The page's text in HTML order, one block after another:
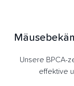
Unsere BPCA-
effektive